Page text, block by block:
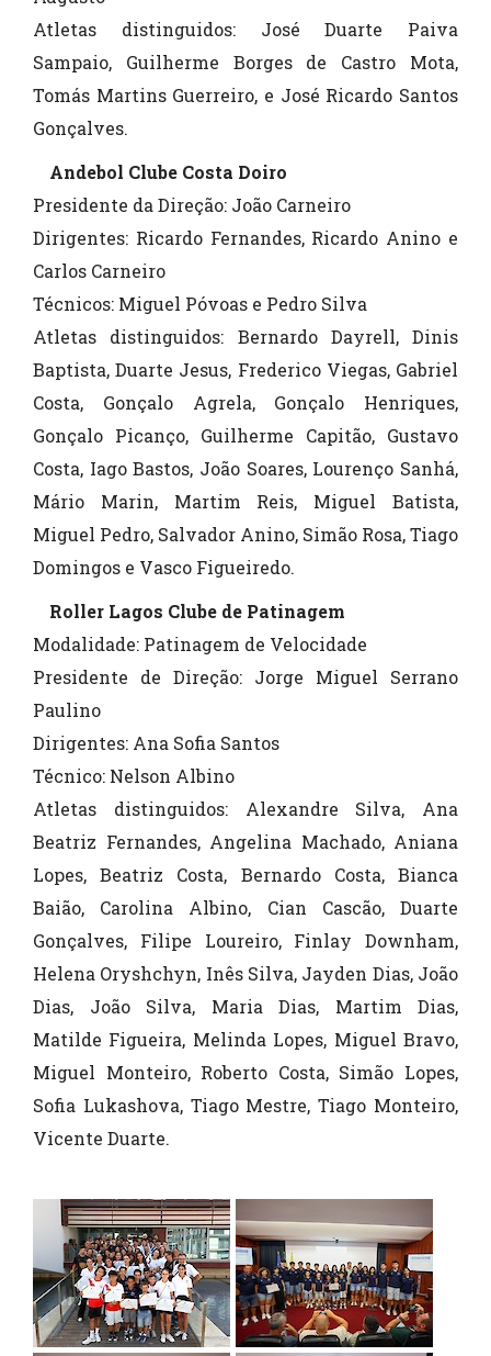
Atletas distinguidos: José Duarte Paiva
Sampaio, Guilherme Borges de Castro Mota,
Tomás Martins Guerreiro, e José Ricardo Santos
Gonçalves.
Andebol Clube Costa Doiro
Presidente da Direção: João Carneiro
Dirigentes: Ricardo Fernandes, Ricardo Anino e
Carlos Carneiro
Técnicos: Miguel Póvoas e Pedro Silva
Atletas distinguidos: Bernardo Dayrell, Dinis
Baptista, Duarte Jesus, Frederico Viegas, Gabriel
Costa, Gonçalo Agrela, Gonçalo Henriques,
Gonçalo Picanço, Guilherme Capitão, Gustavo
Costa, Iago Bastos, João Soares, Lourenço Sanhá,
Mário Marin, Martim Reis, Miguel Batista,
Miguel Pedro, Salvador Anino, Simão Rosa, Tiago
Domingos e Vasco Figueiredo.
Roller Lagos Clube de Patinagem
Modalidade: Patinagem de Velocidade
Presidente de Direção: Jorge Miguel Serrano
Paulino
Dirigentes: Ana Sofia Santos
Técnico: Nelson Albino
Atletas distinguidos: Alexandre Silva, Ana
Beatriz Fernandes, Angelina Machado, Aniana
Lopes, Beatriz Costa, Bernardo Costa, Bianca
Baião, Carolina Albino, Cian Cascão, Duarte
Gonçalves, Filipe Loureiro, Finlay Downham,
Helena Oryshchyn, Inês Silva, Jayden Dias, João
Dias, João Silva, Maria Dias, Martim Dias,
Matilde Figueira, Melinda Lopes, Miguel Bravo,
Miguel Monteiro, Roberto Costa, Simão Lopes,
Sofia Lukashova, Tiago Mestre, Tiago Monteiro,
Vicente Duarte.